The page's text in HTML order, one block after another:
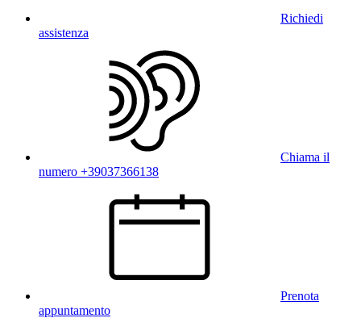
Richiedi
assistenza
Chiama il
numero +39037366138
Prenota
appuntamento